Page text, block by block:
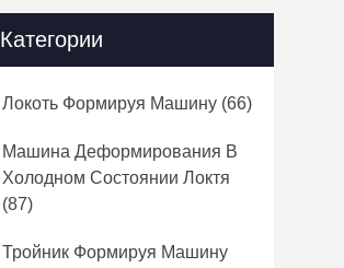
Категории
Локоть Формируя Машину (66)
Машина Деформирования В
Холодном Состоянии Локтя
(87)
Тройник Формируя Машину